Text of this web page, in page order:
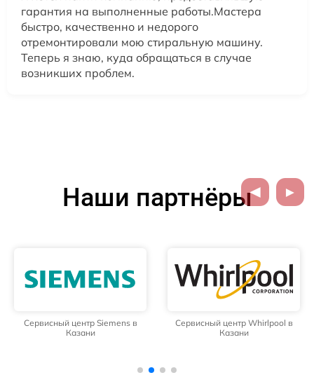
гарантия на выполненные работы.Мастера
быстро, качественно и недорого
отремонтировали мою стиральную машину.
Теперь я знаю, куда обращаться в случае
возникших проблем.
Наши партнёры
Сервисный центр Siemens в
Казани
Сервисный центр Whirlpool в
Казани